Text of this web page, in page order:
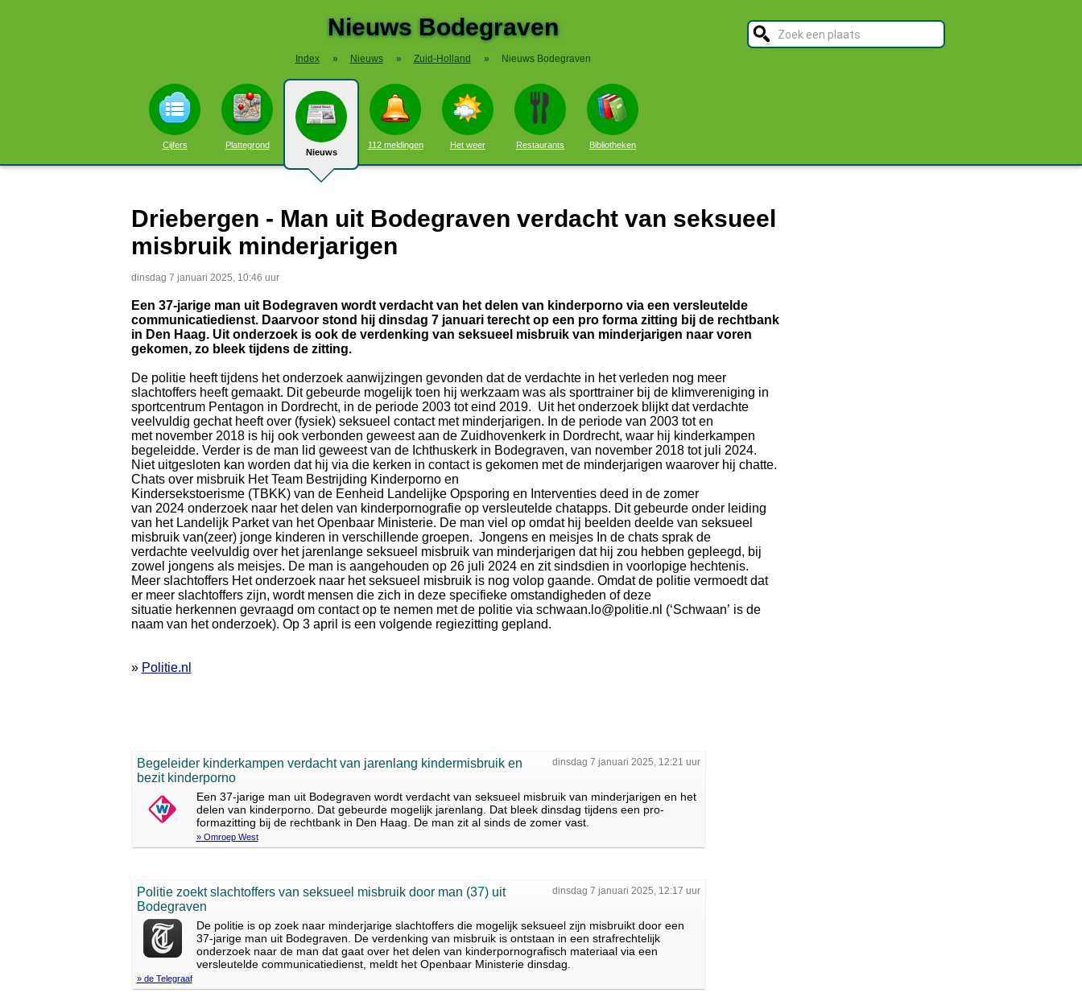
Nieuws Bodegraven
Index » Nieuws » Zuid-Holland » Nieuws Bodegraven
Cijfers Plattegrond
Nieuws
112 meldingen Het weer Restaurants Bibliotheken
Driebergen - Man uit Bodegraven verdacht van seksueel
misbruik minderjarigen
dinsdag 7 januari 2025, 10:46 uur
Een 37-jarige man uit Bodegraven wordt verdacht van het delen van kinderporno via een versleutelde
communicatiedienst. Daarvoor stond hij dinsdag 7 januari terecht op een pro forma zitting bij de rechtbank
in Den Haag. Uit onderzoek is ook de verdenking van seksueel misbruik van minderjarigen naar voren
gekomen, zo bleek tijdens de zitting.
De politie heeft tijdens het onderzoek aanwijzingen gevonden dat de verdachte in het verleden nog meer
slachtoffers heeft gemaakt. Dit gebeurde mogelijk toen hij werkzaam was als sporttrainer bij de klimvereniging in
sportcentrum Pentagon in Dordrecht, in de periode 2003 tot eind 2019. Uit het onderzoek blijkt dat verdachte
veelvuldig gechat heeft over (fysiek) seksueel contact met minderjarigen. In de periode van 2003 tot en
met november 2018 is hij ook verbonden geweest aan de Zuidhovenkerk in Dordrecht, waar hij kinderkampen
begeleidde. Verder is de man lid geweest van de Ichthuskerk in Bodegraven, van november 2018 tot juli 2024.
Niet uitgesloten kan worden dat hij via die kerken in contact is gekomen met de minderjarigen waarover hij chatte.
Chats over misbruik Het Team Bestrijding Kinderporno en
Kindersekstoerisme (TBKK) van de Eenheid Landelijke Opsporing en Interventies deed in de zomer
van 2024 onderzoek naar het delen van kinderpornografie op versleutelde chatapps. Dit gebeurde onder leiding
van het Landelijk Parket van het Openbaar Ministerie. De man viel op omdat hij beelden deelde van seksueel
misbruik van(zeer) jonge kinderen in verschillende groepen. Jongens en meisjes In de chats sprak de
verdachte veelvuldig over het jarenlange seksueel misbruik van minderjarigen dat hij zou hebben gepleegd, bij
zowel jongens als meisjes. De man is aangehouden op 26 juli 2024 en zit sindsdien in voorlopige hechtenis.
Meer slachtoffers Het onderzoek naar het seksueel misbruik is nog volop gaande. Omdat de politie vermoedt dat
er meer slachtoffers zijn, wordt mensen die zich in deze specifieke omstandigheden of deze
situatie herkennen gevraagd om contact op te nemen met de politie via schwaan.lo@politie.nl (‘Schwaan’ is de
naam van het onderzoek). Op 3 april is een volgende regiezitting gepland.
» Politie.nl
dinsdag 7 januari 2025, 12:21 uur
Begeleider kinderkampen verdacht van jarenlang kindermisbruik en
bezit kinderporno
Een 37-jarige man uit Bodegraven wordt verdacht van seksueel misbruik van minderjarigen en het
delen van kinderporno. Dat gebeurde mogelijk jarenlang. Dat bleek dinsdag tijdens een pro-
formazitting bij de rechtbank in Den Haag. De man zit al sinds de zomer vast.
» Omroep West
dinsdag 7 januari 2025, 12:17 uur
Politie zoekt slachtoffers van seksueel misbruik door man (37) uit
Bodegraven
De politie is op zoek naar minderjarige slachtoffers die mogelijk seksueel zijn misbruikt door een
37-jarige man uit Bodegraven. De verdenking van misbruik is ontstaan in een strafrechtelijk
onderzoek naar de man dat gaat over het delen van kinderpornografisch materiaal via een
versleutelde communicatiedienst, meldt het Openbaar Ministerie dinsdag.
» de Telegraaf